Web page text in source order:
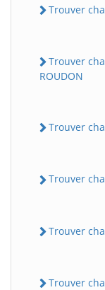
Trouver
Trouver
ROUDON
Trouver
Trouver
Trouver
Trouver